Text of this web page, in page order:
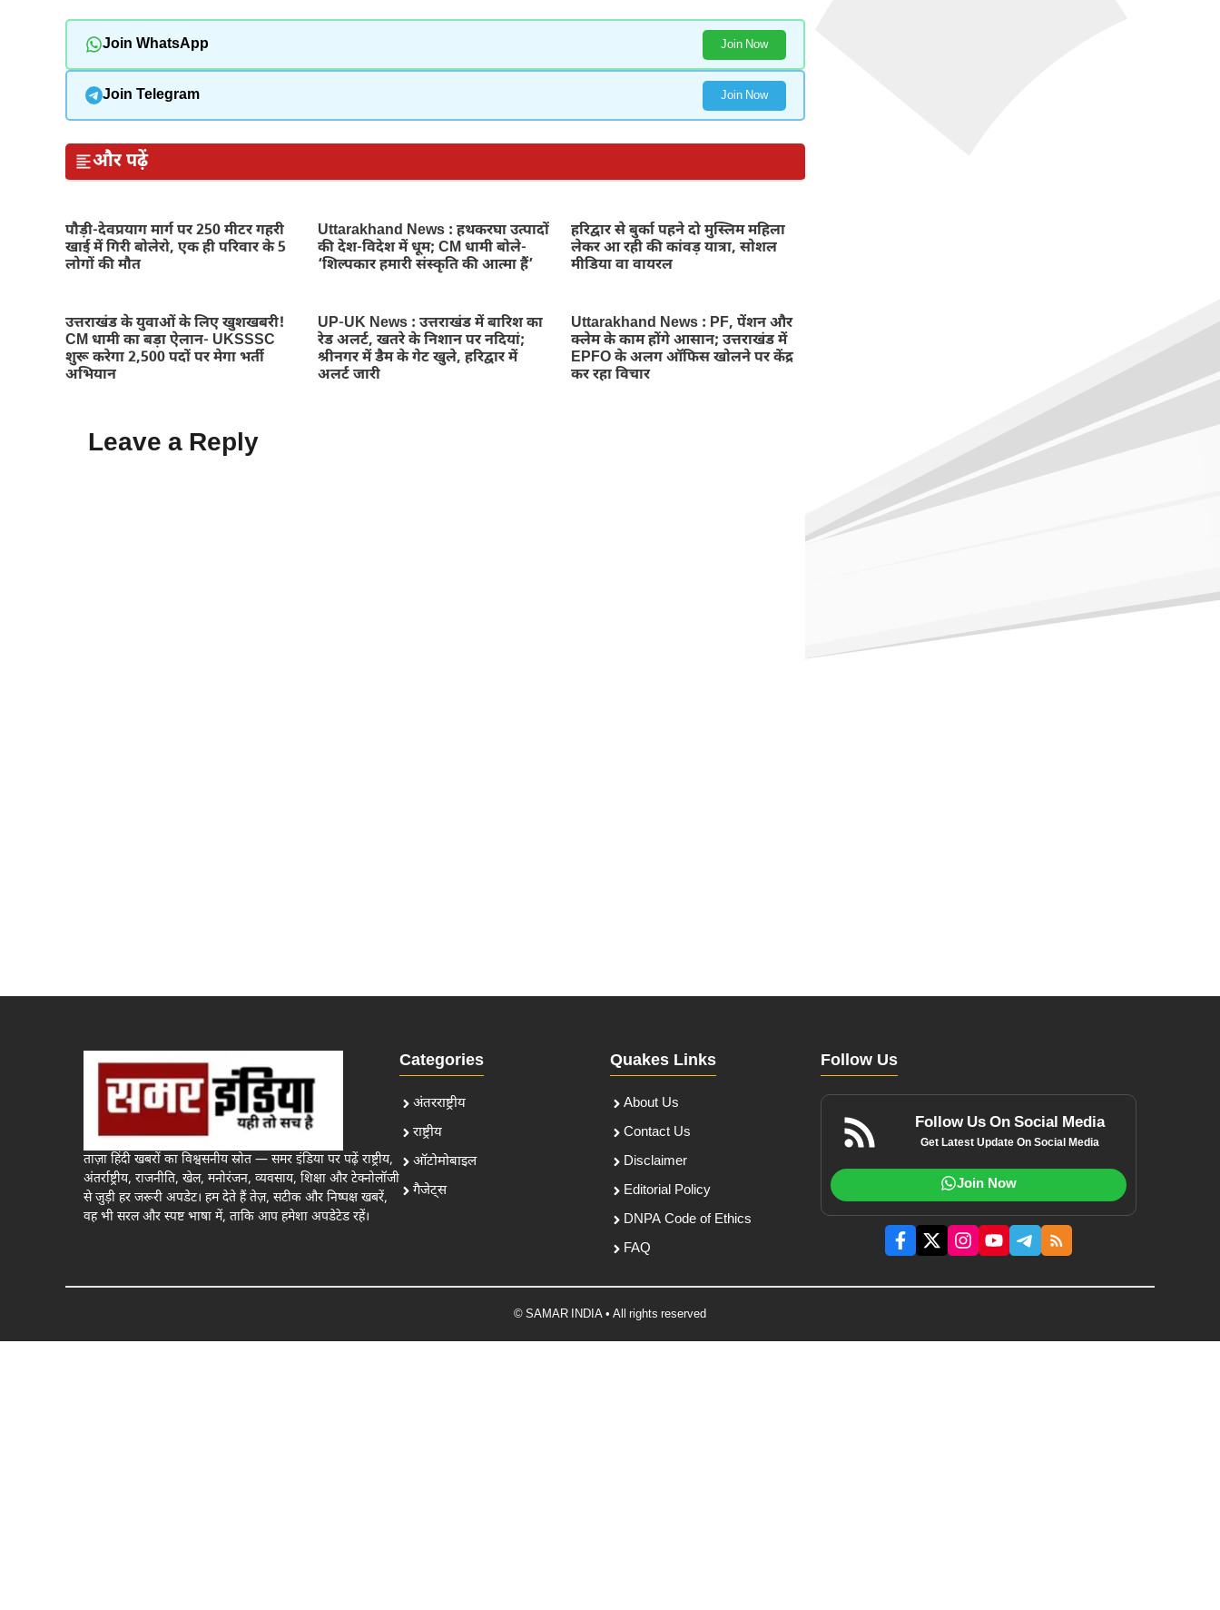
Join WhatsApp Join Now
Join Telegram Join Now
और पढ़ें
पौड़ी-देवप्रयाग मार्ग पर 250 मीटर गहरी
खाई में गिरी बोलेरो, एक ही परिवार के 5
लोगों की मौत
Uttarakhand News : हथकरघा उत्पादों
की देश-विदेश में धूम; CM धामी बोले-
‘शिल्पकार हमारी संस्कृति की आत्मा हैं’
हरिद्वार से बुर्का पहने दो मुस्लिम महिला
लेकर आ रही की कांवड़ यात्रा, सोशल
मीडिया वा वायरल
उत्तराखंड के युवाओं के लिए खुशखबरी!
CM धामी का बड़ा ऐलान- UKSSSC
शुरू करेगा 2,500 पदों पर मेगा भर्ती
अभियान
UP-UK News : उत्तराखंड में बारिश का
रेड अलर्ट, खतरे के निशान पर नदियां;
श्रीनगर में डैम के गेट खुले, हरिद्वार में
अलर्ट जारी
Uttarakhand News : PF, पेंशन और
क्लेम के काम होंगे आसान; उत्तराखंड में
EPFO के अलग ऑफिस खोलने पर केंद्र
कर रहा विचार
Leave a Reply
ताज़ा हिंदी खबरों का विश्वसनीय स्रोत — समर इंडिया पर पढ़ें राष्ट्रीय,
अंतर्राष्ट्रीय, राजनीति, खेल, मनोरंजन, व्यवसाय, शिक्षा और टेक्नोलॉजी
से जुड़ी हर जरूरी अपडेट। हम देते हैं तेज़, सटीक और निष्पक्ष खबरें,
वह भी सरल और स्पष्ट भाषा में, ताकि आप हमेशा अपडेटेड रहें।
Categories
अंतरराष्ट्रीय
राष्ट्रीय
ऑटोमोबाइल
गैजेट्स
Quakes Links
About Us
Contact Us
Disclaimer
Editorial Policy
DNPA Code of Ethics
FAQ
Follow Us
Follow Us On Social Media
Get Latest Update On Social Media
Join Now
© SAMAR INDIA • All rights reserved